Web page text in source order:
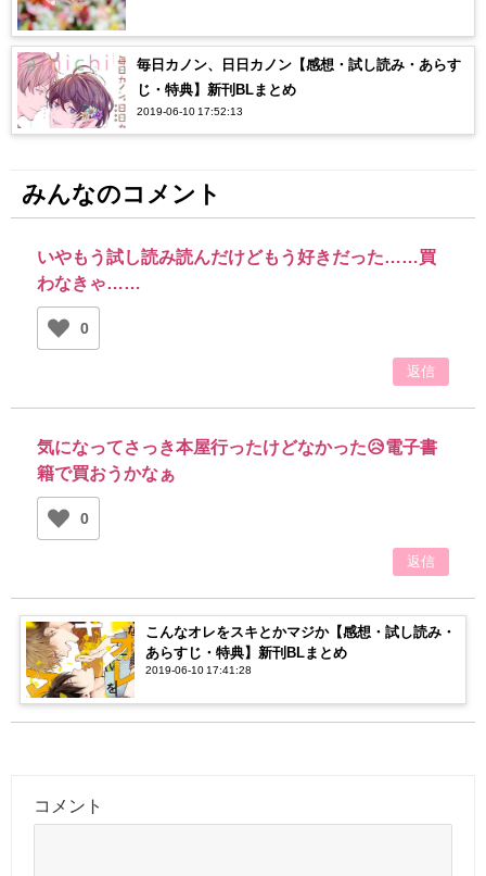
毎日カノン、日日カノン【感想・試し読み・あらす
じ・特典】新刊BLまとめ
2019-06-10 17:52:13
みんなのコメント
いやもう試し読み読んだけどもう好きだった……買
わなきゃ……
0
返信
気になってさっき本屋行ったけどなかった😥電子書
籍で買おうかなぁ
0
返信
こんなオレをスキとかマジか【感想・試し読み・
あらすじ・特典】新刊BLまとめ
2019-06-10 17:41:28
コメント